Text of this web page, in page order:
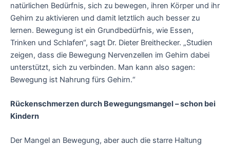
natürlichen Bedürfnis, sich zu bewegen, ihren Körper und ihr
Gehirn zu aktivieren und damit letztlich auch besser zu
lernen. Bewegung ist ein Grundbedürfnis, wie Essen,
Trinken und Schlafen“, sagt Dr. Dieter Breithecker. „Studien
zeigen, dass die Bewegung Nervenzellen im Gehirn dabei
unterstützt, sich zu verbinden. Man kann also sagen:
Bewegung ist Nahrung fürs Gehirn.“
Rückenschmerzen durch Bewegungsmangel – schon bei
Kindern
Der Mangel an Bewegung, aber auch die starre Haltung